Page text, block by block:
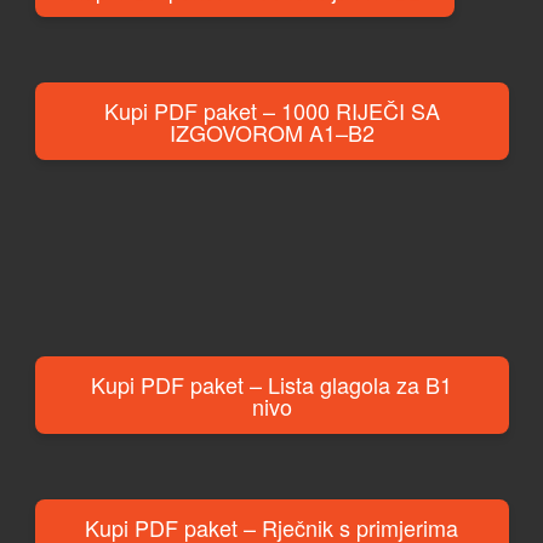
Kupi PDF paket – 1000 RIJEČI SA
IZGOVOROM A1–B2
Kupi PDF paket – Lista glagola za B1
nivo
Kupi PDF paket – Rječnik s primjerima